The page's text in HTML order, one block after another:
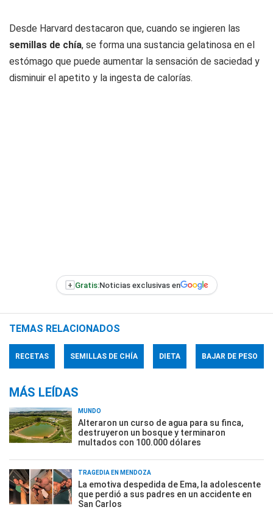
Desde Harvard destacaron que, cuando se ingieren las
semillas de chía, se forma una sustancia gelatinosa en el
estómago que puede aumentar la sensación de saciedad y
disminuir el apetito y la ingesta de calorías.
+ Gratis:Noticias exclusivas en
TEMAS RELACIONADOS
RECETAS SEMILLAS DE CHÍA DIETA BAJAR DE PESO
MÁS LEÍDAS
MUNDO
Alteraron un curso de agua para su finca,
destruyeron un bosque y terminaron
multados con 100.000 dólares
TRAGEDIA EN MENDOZA
La emotiva despedida de Ema, la adolescente
que perdió a sus padres en un accidente en
San Carlos